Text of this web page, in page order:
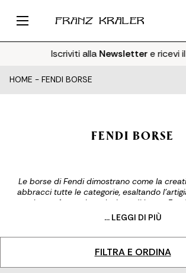
Iscriviti allaNewslettere ricevi il
HOME - FENDI BORSE
FENDI BORSE
Le borse di Fendi dimostrano come la
abbracci tutte le categorie, esaltando
tutte le sue forme. La selezione di borse
popola di modelli caratterizzati da materiali
un design sofisticato, unendo così stile e
monogram FF è parte integrante
nella riproduzione dell’iconica
... LEGGI DI PIÙ
FILTRA E ORDINA